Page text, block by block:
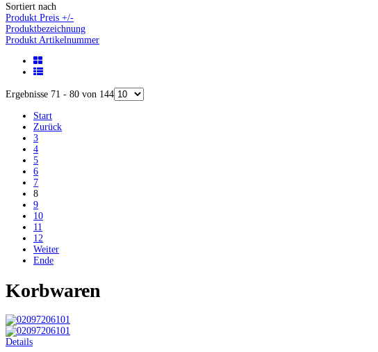
Sortiert nach
Produkt Preis +/-
Produktbezeichnung
Produkt Artikelnummer
Ergebnisse 71 - 80 von 144
Start
Zurück
3
4
5
6
7
8
9
10
11
12
Weiter
Ende
Korbwaren
Details